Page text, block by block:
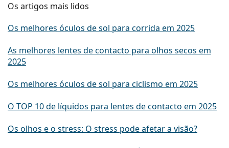
Os artigos mais lidos
Os melhores óculos de sol para corrida em 2025
As melhores lentes de contacto para olhos secos em
2025
Os melhores óculos de sol para ciclismo em 2025
O TOP 10 de líquidos para lentes de contacto em 2025
Os olhos e o stress: O stress pode afetar a visão?